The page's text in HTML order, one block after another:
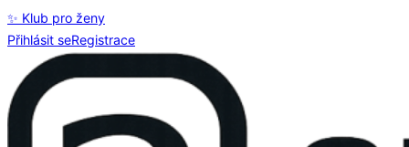
✨ Klub pro ženy
Přihlásit seRegistrace